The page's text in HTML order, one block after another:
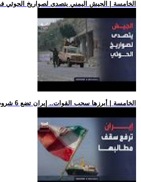
.. الخامسة | الجيش اليمني يتصدى لصواريخ
.. الخامسة | أبرزها سحب القوات.. إيران تضع 6 شروط لفتح هرمز